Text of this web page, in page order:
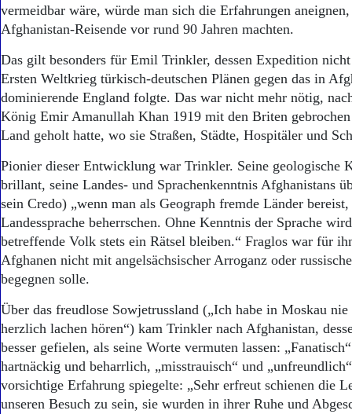
vermeidbar wäre, würde man sich die Erfahrungen
Afghanistan-Reisende vor rund 90 Jahren machten.
Das gilt besonders für Emil Trinkler, dessen Expedition
Ersten Weltkrieg türkisch-deutschen Plänen gegen das in
dominierende England folgte. Das war nicht mehr nötig,
König Emir Amanullah Khan 1919 mit den Briten
Land geholt hatte, wo sie Straßen, Städte, Hospitäler und
Pionier dieser Entwicklung war Trinkler. Seine geologische
brillant, seine Landes- und Sprachenkenntnis Afghanistans
sein Credo) „wenn man als Geograph fremde Länder
Landessprache beherrschen. Ohne Kenntnis der Sprache
betreffende Volk stets ein Rätsel bleiben.“ Fraglos war für
Afghanen nicht mit angelsächsischer Arroganz oder
begegnen solle.
Über das freudlose Sowjetrussland („Ich habe in Moskau nie
herzlich lachen hören“) kam Trinkler nach Afghanistan,
besser gefielen, als seine Worte vermuten lassen:
hartnäckig und beharrlich, „misstrauisch“ und
vorsichtige Erfahrung spiegelte: „Sehr erfreut schienen die
unseren Besuch zu sein, sie wurden in ihrer Ruhe und